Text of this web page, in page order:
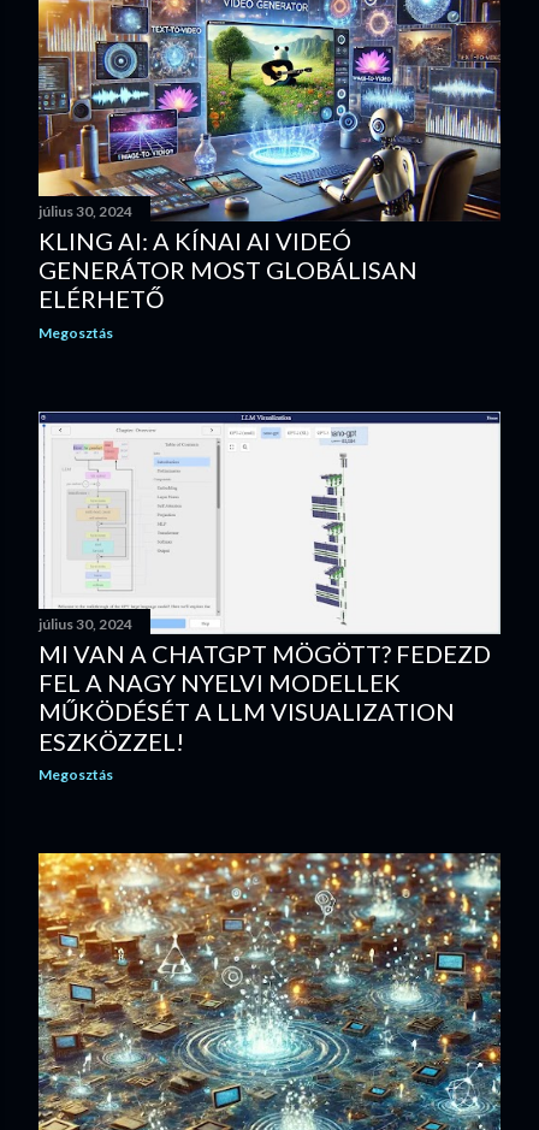
július 30, 2024
KLING AI: A KÍNAI AI VIDEÓ
GENERÁTOR MOST GLOBÁLISAN
ELÉRHETŐ
Megosztás
július 30, 2024
MI VAN A CHATGPT MÖGÖTT? FEDEZD
FEL A NAGY NYELVI MODELLEK
MŰKÖDÉSÉT A LLM VISUALIZATION
ESZKÖZZEL!
Megosztás